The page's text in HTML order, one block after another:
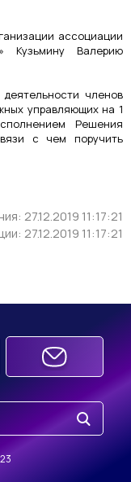
ассоциации
Кузьмину Валерию
членов
управляющих на 1
Решения
с чем поручить
27.12.2019 11:17:21
27.12.2019 11:17:21